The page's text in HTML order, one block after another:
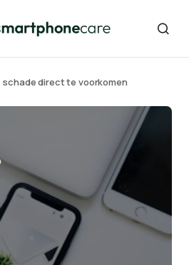
schade direct te voorkomen